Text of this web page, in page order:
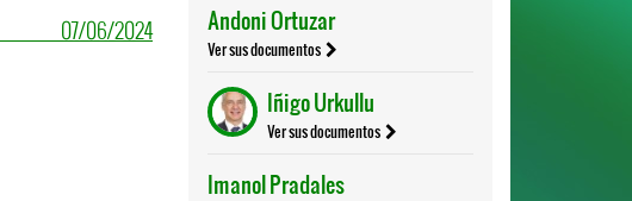
07/06/2024 Andoni Ortuzar
Ver sus documentos
Iñigo Urkullu
Ver sus documentos
Imanol Pradales